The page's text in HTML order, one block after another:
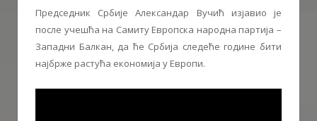
Председник Србије Александар Вучић изјавио је
после учешћа на Самиту Европска народна партија –
Западни Балкан, да ће Србија следеће године бити
најбрже растућа економија у Европи.